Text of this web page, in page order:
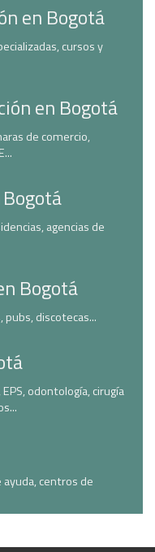
en Bogotá
cursos y
en Bogotá
de comercio,
agencias de
Bogotá
discotecas...
odontología, cirugía
centros de